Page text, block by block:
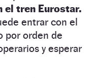
el tren Eurostar.
entrar con el
por orden de
y esperar